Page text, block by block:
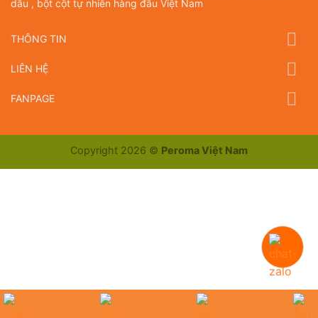
dầu , bột cột tự nhiên hàng đầu Việt Nam
THÔNG TIN
LIÊN HỆ
FANPAGE
Copyright 2026 © Peroma Việt Nam